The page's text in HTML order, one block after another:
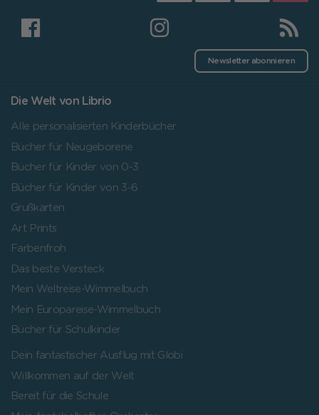
Newsletter abonnieren
Die Welt von Librio
Alle personalisierten Kinderbücher
Bücher für Neugeborene
Bücher für Kinder von 0-3
Bücher für Kinder von 3-6
Grußkarten
Art Prints
Farbenfroh
Das beste Versteck
Mein Weltreise-Wimmelbuch
Mein Europareise-Wimmelbuch
Bücher für Schulkinder
Dein fantastischer Ausflug mit Globi
Willkommen auf der Welt
Bereit für die Schule